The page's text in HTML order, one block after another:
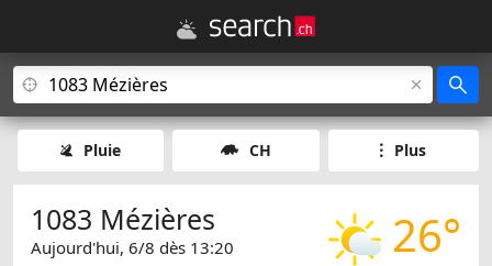
Pluie CH Plus
26°
1083 Mézières
Aujourd'hui, 6/8 dès 13:20